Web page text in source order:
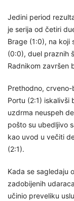
Jedini period
je serija od četiri
Brage (1:0), na koji
(0:0), duel praznih
Radnikom završen
Prethodno,
Portu (2:1) iskalivši
uzdrma neuspeh
pošto su ubedljivo
kao uvod u večiti
(2:1).
Kada se sagledaju
zadobijenih
učinio preveliku